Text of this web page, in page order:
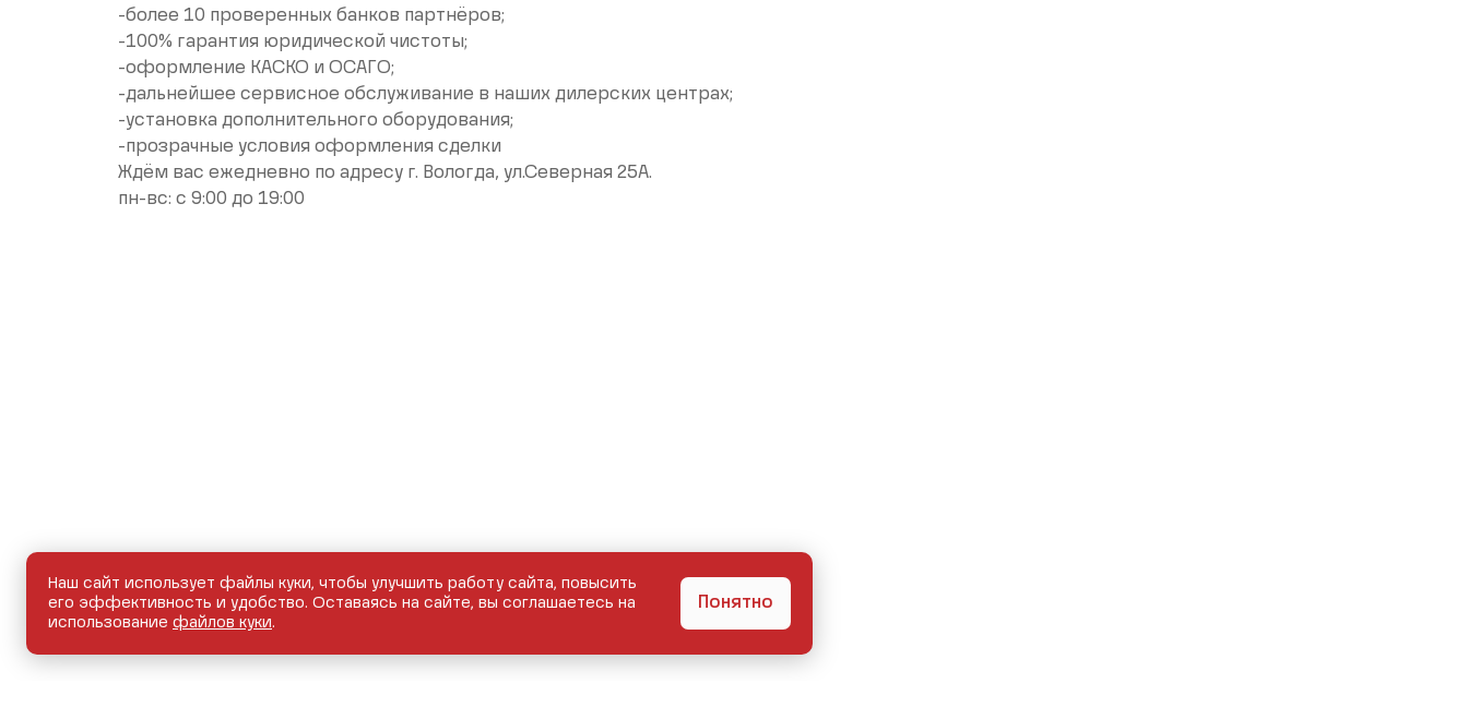
-более 10 проверенных банков партнёров;
-100% гарантия юридической чистоты;
-оформление КАСКО и ОСАГО;
-дальнейшее сервисное обслуживание в наших дилерских центрах;
-установка дополнительного оборудования;
-прозрачные условия оформления сделки
Ждём вас ежедневно по адресу г. Вологда, ул.Северная 25А.
пн-вс: с 9:00 до 19:00
Наш сайт использует файлы куки, чтобы улучшить работу сайта, повысить
его эффективность и удобство. Оставаясь на сайте, вы соглашаетесь на
использование файлов куки.
Понятно